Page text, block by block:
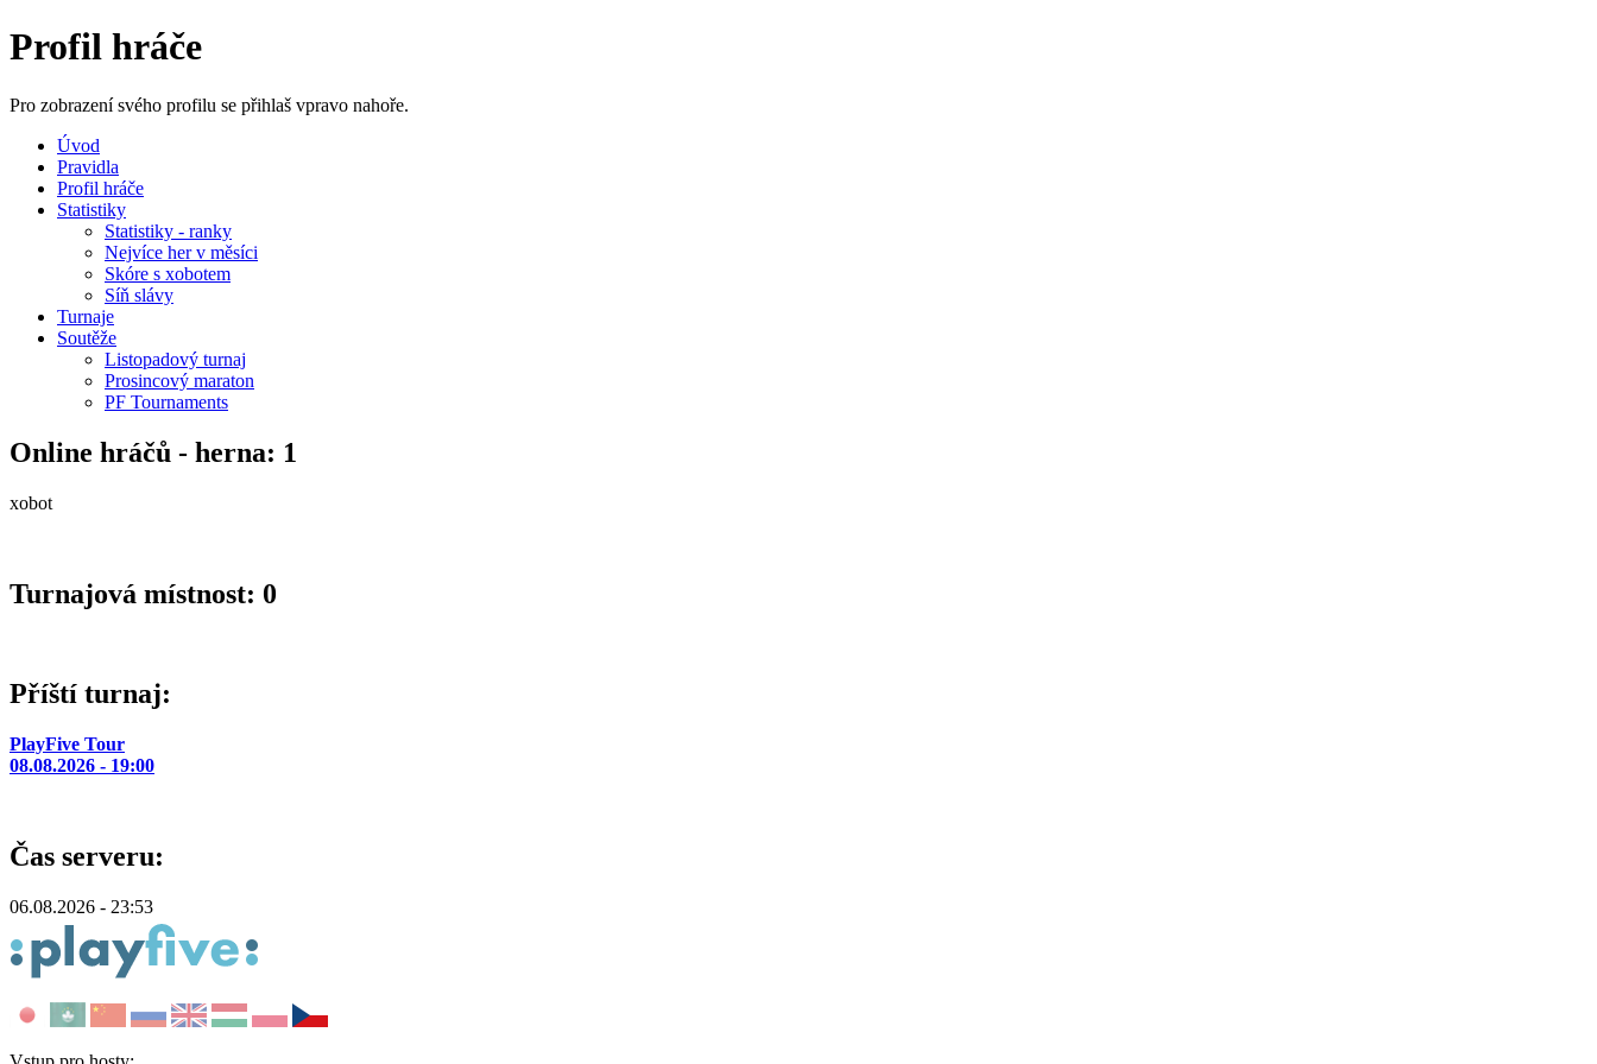
Profil hráče
Pro zobrazení svého profilu se přihlaš vpravo nahoře.
Úvod
Pravidla
Profil hráče
Statistiky
Statistiky - ranky
Nejvíce her v měsíci
Skóre s xobotem
Síň slávy
Turnaje
Soutěže
Listopadový turnaj
Prosincový maraton
PF Tournaments
Online hráčů - herna: 1
xobot
Turnajová místnost: 0
Příští turnaj:
PlayFive Tour
08.08.2026 - 19:00
Čas serveru:
06.08.2026 - 23:53